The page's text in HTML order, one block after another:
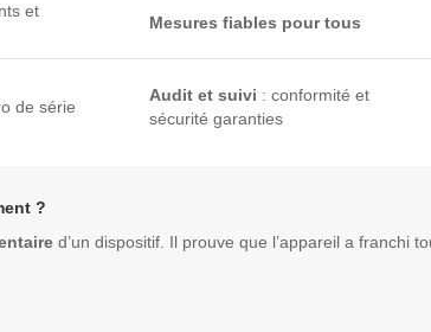
et
Mesures fiables pour tous
de série
Audit et suivi : conformité et
sécurité garanties
?
d’un dispositif. Il prouve que l’appareil a franchi